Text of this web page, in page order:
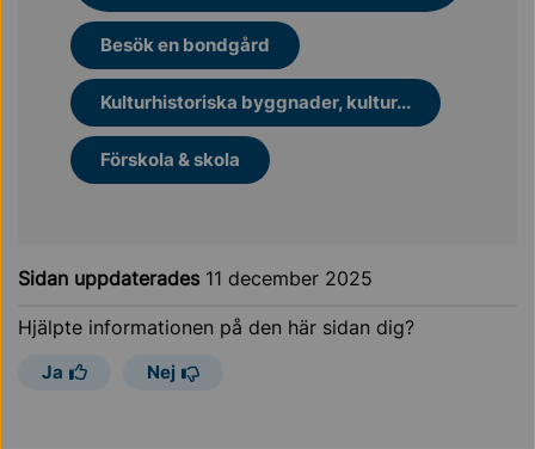
Besök en bondgård
Kulturhistoriska byggnader, kultur...
Förskola & skola
Sidan uppdaterades 11 december 2025
Hjälpte informationen på den här sidan dig?
Ja Nej